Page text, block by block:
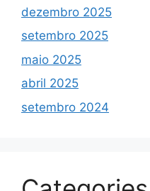
dezembro 2025
setembro 2025
maio 2025
abril 2025
setembro 2024